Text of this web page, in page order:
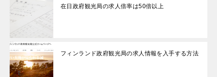
在日政府観光局の求人倍率は50倍以上
フィンランド政府観光局の求人情報を入手する方法